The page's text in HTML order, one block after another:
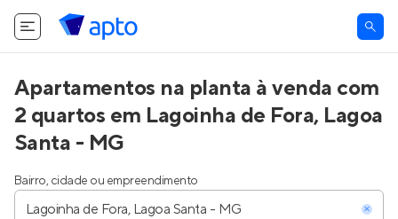
Apartamentos na planta à venda com
2 quartos em Lagoinha de Fora, Lagoa
Santa - MG
Bairro, cidade ou empreendimento